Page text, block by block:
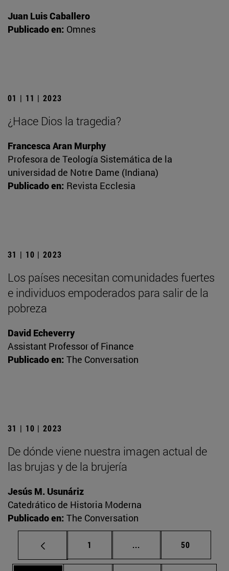
Juan Luis Caballero
Publicado en: Omnes
01 | 11 | 2023
¿Hace Dios la tragedia?
Francesca Aran Murphy
Profesora de Teología Sistemática de la
universidad de Notre Dame (Indiana)
Publicado en: Revista Ecclesia
31 | 10 | 2023
Los países necesitan comunidades fuertes
e individuos empoderados para salir de la
pobreza
David Echeverry
Assistant Professor of Finance
Publicado en: The Conversation
31 | 10 | 2023
De dónde viene nuestra imagen actual de
las brujas y de la brujería
Jesús M. Usunáriz
Catedrático de Historia Moderna
Publicado en: The Conversation
Página
1 ... Páginas intermedias
Página
50